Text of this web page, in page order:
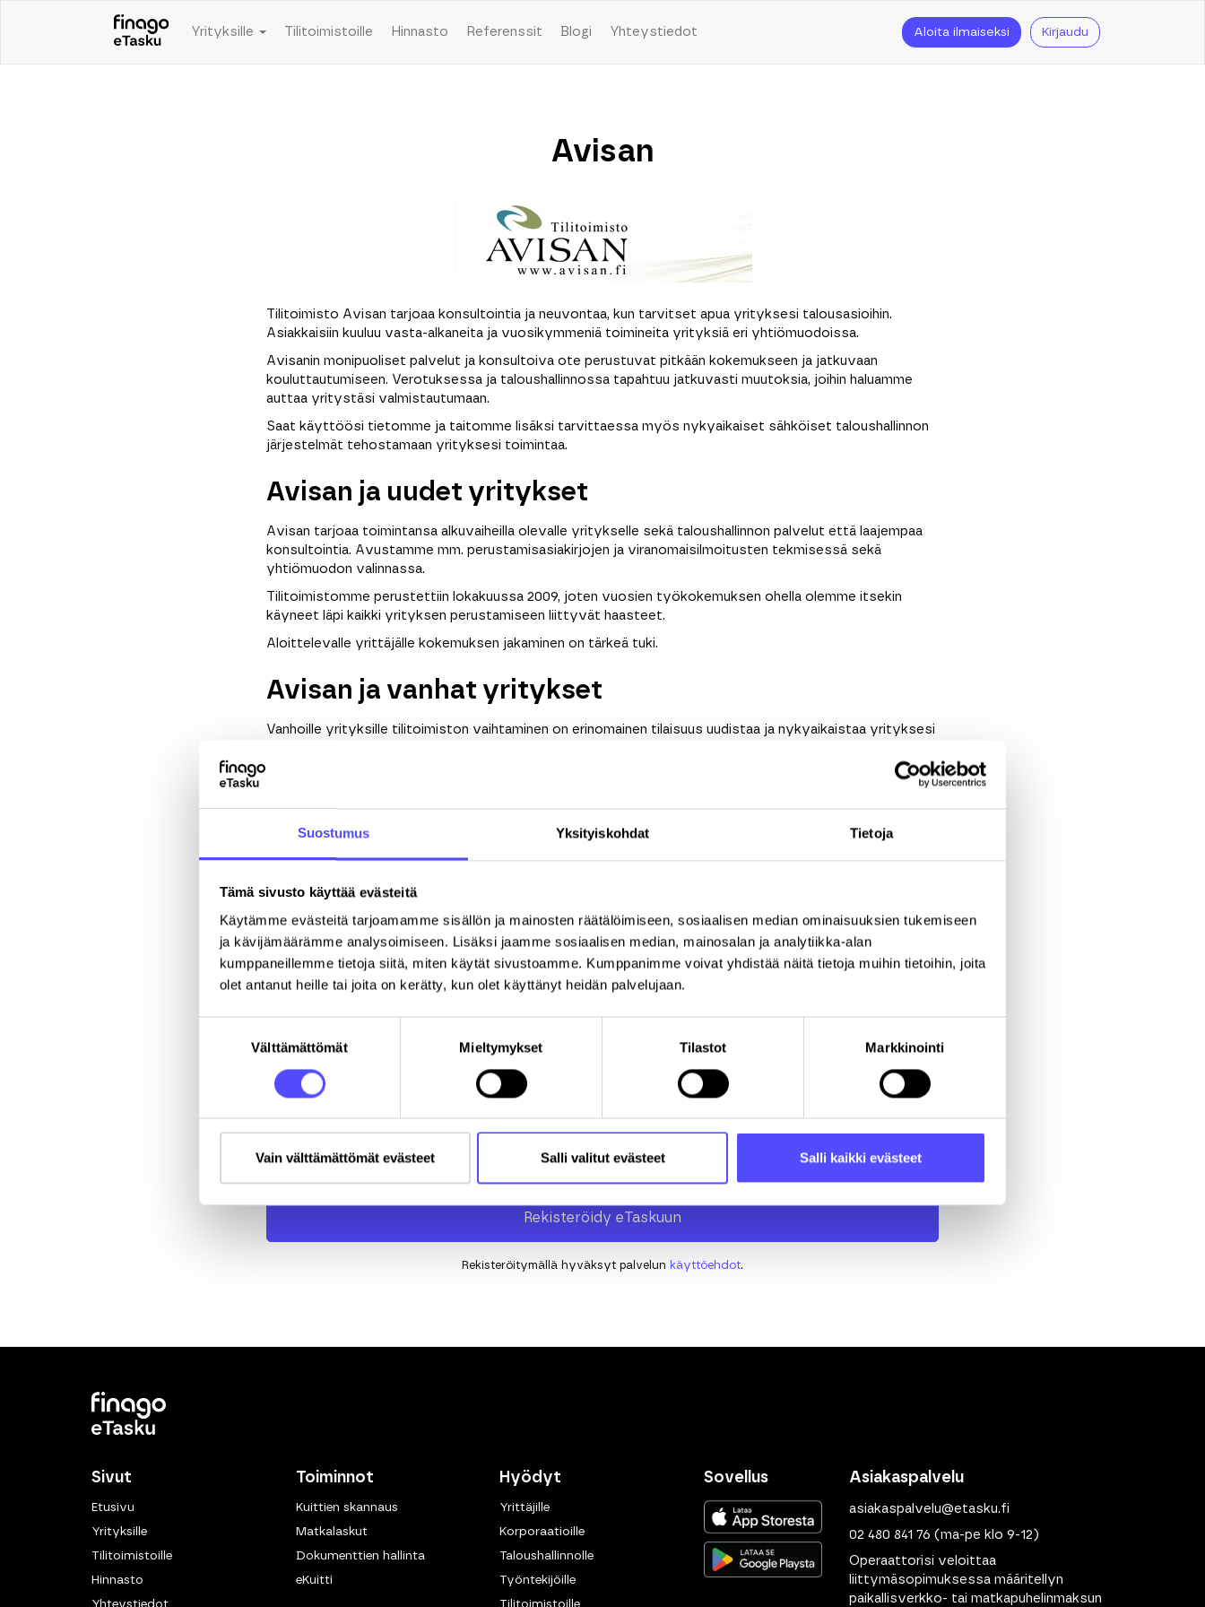
Suostumus Yksityiskohdat Tietoja
Tämä sivusto käyttää evästeitä
Käytämme evästeitä tarjoamamme sisällön ja mainosten räätälöimiseen, sosiaalisen median ominaisuuksien tukemiseen
ja kävijämäärämme analysoimiseen. Lisäksi jaamme sosiaalisen median, mainosalan ja analytiikka-alan
kumppaneillemme tietoja siitä, miten käytät sivustoamme. Kumppanimme voivat yhdistää näitä tietoja muihin tietoihin, joita
olet antanut heille tai joita on kerätty, kun olet käyttänyt heidän palvelujaan.
Välttämättömät Mieltymykset Tilastot Markkinointi
Vain välttämättömät evästeet Salli valitut evästeet Salli kaikki evästeet
Yrityksille Tilitoimistoille Hinnasto Referenssit Blogi Yhteystiedot Aloita ilmaiseksi Kirjaudu
Avisan
Tilitoimisto Avisan tarjoaa konsultointia ja neuvontaa, kun tarvitset apua yrityksesi talousasioihin.
Asiakkaisiin kuuluu vasta-alkaneita ja vuosikymmeniä toimineita yrityksiä eri yhtiömuodoissa.
Avisanin monipuoliset palvelut ja konsultoiva ote perustuvat pitkään kokemukseen ja jatkuvaan
kouluttautumiseen. Verotuksessa ja taloushallinnossa tapahtuu jatkuvasti muutoksia, joihin haluamme
auttaa yritystäsi valmistautumaan.
Saat käyttöösi tietomme ja taitomme lisäksi tarvittaessa myös nykyaikaiset sähköiset taloushallinnon
järjestelmät tehostamaan yrityksesi toimintaa.
Avisan ja uudet yritykset
Avisan tarjoaa toimintansa alkuvaiheilla olevalle yritykselle sekä taloushallinnon palvelut että laajempaa
konsultointia. Avustamme mm. perustamisasiakirjojen ja viranomaisilmoitusten tekmisessä sekä
yhtiömuodon valinnassa.
Tilitoimistomme perustettiin lokakuussa 2009, joten vuosien työkokemuksen ohella olemme itsekin
käyneet läpi kaikki yrityksen perustamiseen liittyvät haasteet.
Aloittelevalle yrittäjälle kokemuksen jakaminen on tärkeä tuki.
Avisan ja vanhat yritykset
Vanhoille yrityksille tilitoimiston vaihtaminen on erinomainen tilaisuus uudistaa ja nykyaikaistaa yrityksesi
Rekisteröidy eTaskun käyttäjäksi ilmaiseksi
Etunimi* Sukunimi *
Puhelinnumero Sähköpostiosoite
Yritys*
Katuosoite Postinumero Kaupunki
Rekisteröitymällä hyväksyt palvelun käyttöehdot.
Sivut
Etusivu
Yrityksille
Tilitoimistoille
Hinnasto
Yhteystiedot
Toiminnot
Kuittien skannaus
Matkalaskut
Dokumenttien hallinta
eKuitti
Hyödyt
Yrittäjille
Korporaatioille
Taloushallinnolle
Työntekijöille
Tilitoimistoille
Sovellus Asiakaspalvelu
asiakaspalvelu@etasku.fi
02 480 841 76 (ma-pe klo 9-12)
Operaattorisi veloittaa
liittymäsopimuksessa määritellyn
paikallisverkko- tai matkapuhelinmaksun